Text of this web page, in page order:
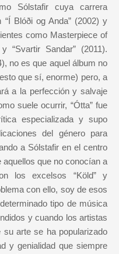
Sólstafir cuya carrera
Blóði og Anda” (2002) y
como Masterpiece of
“Svartir Sandar” (2011).
no es que aquel álbum no
que sí, enorme) pero, a
a la perfección y salvaje
suele ocurrir, “Ótta” fue
especializada y supo
del género para
a Sólstafir en el centro
que no conocían a
los excelsos “Köld” y
con ello, soy de esos
tipo de música
y cuando los artistas
arte se ha popularizado
y genialidad que siempre